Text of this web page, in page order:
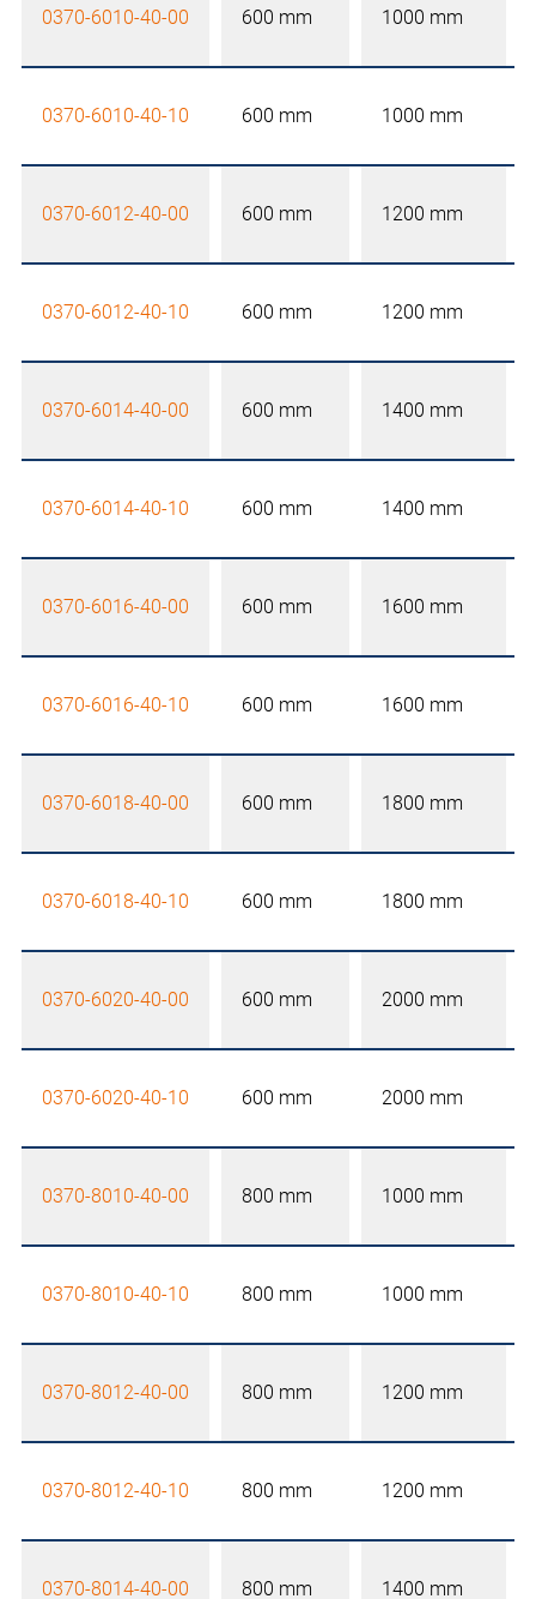
0370-6010-40-00 600 mm 1000 mm
0370-6010-40-10 600 mm 1000 mm
0370-6012-40-00 600 mm 1200 mm
0370-6012-40-10 600 mm 1200 mm
0370-6014-40-00 600 mm 1400 mm
0370-6014-40-10 600 mm 1400 mm
0370-6016-40-00 600 mm 1600 mm
0370-6016-40-10 600 mm 1600 mm
0370-6018-40-00 600 mm 1800 mm
0370-6018-40-10 600 mm 1800 mm
0370-6020-40-00 600 mm 2000 mm
0370-6020-40-10 600 mm 2000 mm
0370-8010-40-00 800 mm 1000 mm
0370-8010-40-10 800 mm 1000 mm
0370-8012-40-00 800 mm 1200 mm
0370-8012-40-10 800 mm 1200 mm
0370-8014-40-00 800 mm 1400 mm